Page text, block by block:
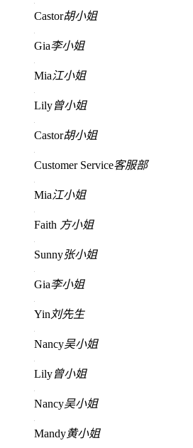
Castor胡小姐
Gia李小姐
Mia江小姐
Lily曾小姐
Castor胡小姐
Customer Service客服部
Mia江小姐
Faith 方小姐
Sunny张小姐
Gia李小姐
Yin 刘先生
Nancy吴小姐
Lily曾小姐
Nancy吴小姐
Mandy黄小姐